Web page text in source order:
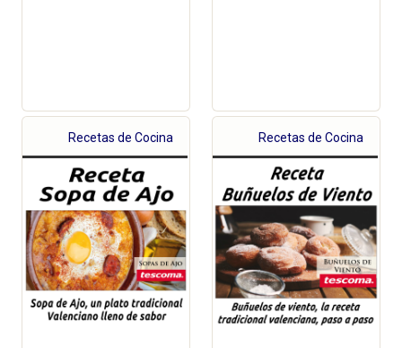
Recetas de Cocina Recetas de Cocina